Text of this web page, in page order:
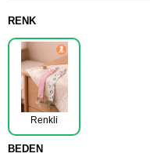
RENK
Renkli
BEDEN